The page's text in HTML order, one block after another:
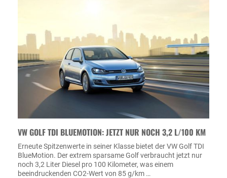
VW GOLF TDI BLUEMOTION: JETZT NUR NOCH 3,2 L/100 KM
Erneute Spitzenwerte in seiner Klasse bietet der VW Golf TDI
BlueMotion. Der extrem sparsame Golf verbraucht jetzt nur
noch 3,2 Liter Diesel pro 100 Kilometer, was einem
beeindruckenden CO2-Wert von 85 g/km …